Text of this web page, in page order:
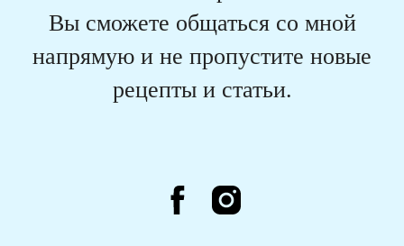
Вы сможете общаться со мной
напрямую и не пропустите новые
рецепты и статьи.